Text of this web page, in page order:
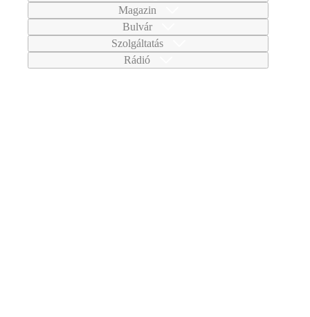
Magazin
Bulvár
Szolgáltatás
Rádió